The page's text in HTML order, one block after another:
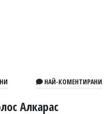
НАЙ-КОМЕНТИРАНИ
Алкарас